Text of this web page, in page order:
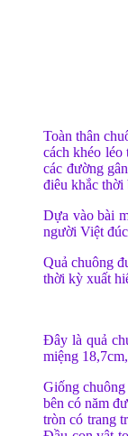
Toàn thân
cách khéo
các đường
điêu khắc thời
Dựa vào bài
người Việt
Quả chuông
thời kỳ xuất
Đây là quả
miệng
Giống
bên có năm
tròn có trang